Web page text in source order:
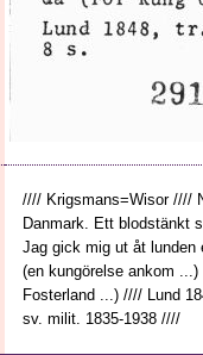
//// Krigsmans=Wisor ////
Danmark. Ett blodstänkt
Jag gick mig ut åt lunden
(en kungörelse ankom
Fosterland ...) //// Lund
sv. milit. 1835-1938 ////